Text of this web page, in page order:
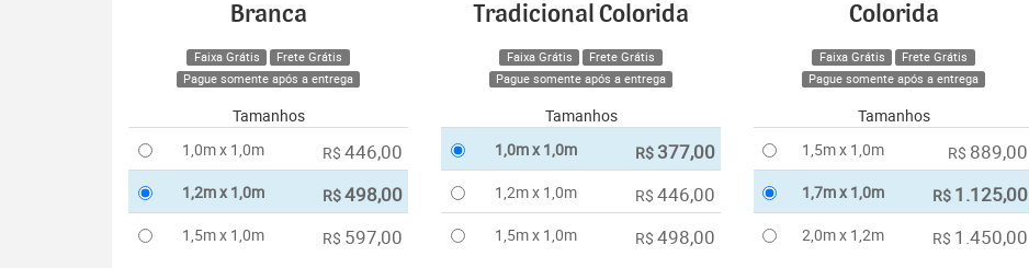
Branca
Faixa Grátis
Frete Grátis
Pague somente após a entrega
Tamanhos
1,0m x 1,0m
R$ 446,00
1,2m x 1,0m R$498,00
1,5m x 1,0m R$ 597,00
Tradicional Colorida
Faixa Grátis
Frete Grátis
Pague somente após a entrega
Tamanhos
1,0m x 1,0m
R$ 377,00
1,2m x 1,0m R$ 446,00
1,5m x 1,0m R$ 498,00
Colorida
Faixa Grátis
Frete Grátis
Pague somente após a entrega
Tamanhos
1,5m x 1,0m
R$ 889,00
1,7m x 1,0m R$ 1.125,00
2,0m x 1,2m R$ 1.450,00